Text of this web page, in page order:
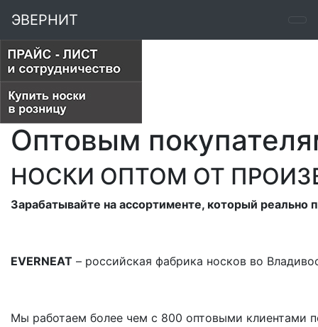
ЭВЕРНИТ
Оптовым
НОСКИ ОПТОМ ОТ
Зарабатывайте на ассортименте, который реально
EVERNEAT – российская фабрика носков во
Мы работаем более чем с 800 оптовыми клиентами